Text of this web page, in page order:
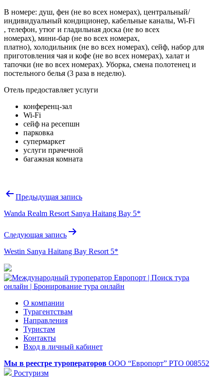
В номере: душ, фен (не во всех номерах), центральный/
индивидуальный кондиционер, кабельные каналы, Wi-Fi
, телефон, утюг и гладильная доска (не во всех
номерах), мини-бар (не во всех номерах,
платно), холодильник (не во всех номерах), сейф, набор для
приготовления чая и кофе (не во всех номерах), халат и
тапочки (не во всех номерах). Уборка, смена полотенец и
постельного белья (3 раза в неделю).
Отель предоставляет услуги
конференц-зал
Wi-Fi ​
сейф на ресепшн
парковка
супермаркет
услуги прачечной
багажная комната
Навигация
записям
Предыдущая запись
Wanda Realm Resort Sanya Haitang Bay 5*
Следующая запись
Westin Sanya Haitang Bay Resort 5*
О компании
Турагентствам
Направления
Туристам
Контакты
Вход в личный кабинет
Мы в реестре туроператоров ООО “Европорт” РТО 008552
Ростуризм